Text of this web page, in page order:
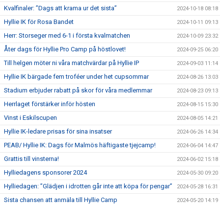
Kvalfinaler: ”Dags att krama ur det sista” 2024-10-18 08:18
Hyllie IK för Rosa Bandet 2024-10-11 09:13
Herr: Storseger med 6-1 i första kvalmatchen 2024-10-09 23:32
Åter dags för Hyllie Pro Camp på höstlovet! 2024-09-25 06:20
Till helgen möter ni våra matchvärdar på Hyllie IP 2024-09-03 11:14
Hyllie IK bärgade fem troféer under het cupsommar 2024-08-26 13:03
Stadium erbjuder rabatt på skor för våra medlemmar 2024-08-23 09:13
Herrlaget förstärker inför hösten 2024-08-15 15:30
Vinst i Eskilscupen 2024-08-05 14:21
Hyllie IK-ledare prisas för sina insatser 2024-06-26 14:34
PEAB/ Hyllie IK: Dags för Malmös häftigaste tjejcamp! 2024-06-04 14:47
Grattis till vinsterna! 2024-06-02 15:18
Hylliedagens sponsorer 2024 2024-05-30 09:20
Hylliedagen: ”Glädjen i idrotten går inte att köpa för pengar” 2024-05-28 16:31
Sista chansen att anmäla till Hyllie Camp 2024-05-20 14:19